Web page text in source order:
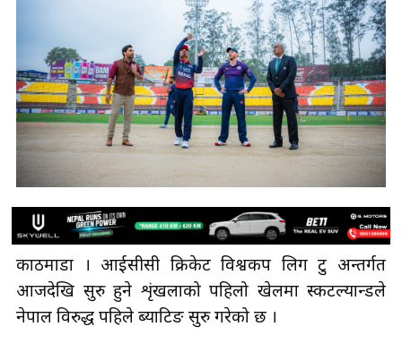
काठमाडौँ । आईसीसी क्रिकेट विश्वकप लिग टु अन्तर्गत
आजदेखि सुरु हुने शृंखलाको पहिलो खेलमा स्कटल्यान्डले
नेपाल विरुद्ध पहिले ब्याटिङ सुरु गरेको छ ।